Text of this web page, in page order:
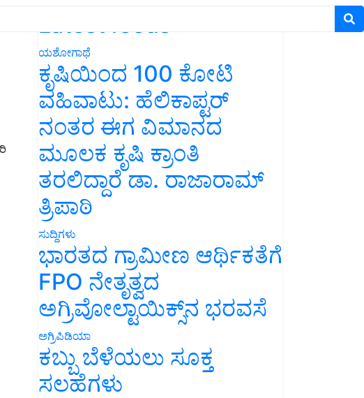
Latest feeds
ಯಶೋಗಾಥೆ
ಕೃಷಿಯಿಂದ 100 ಕೋಟಿ
ವಹಿವಾಟು: ಹೆಲಿಕಾಪ್ಟರ್
ನಂತರ ಈಗ ವಿಮಾನದ
ಮೂಲಕ ಕೃಷಿ ಕ್ರಾಂತಿ
ತರಲಿದ್ದಾರೆ ಡಾ. ರಾಜಾರಾಮ್
ತ್ರಿಪಾಠಿ
ಸುದ್ದಿಗಳು
ಭಾರತದ ಗ್ರಾಮೀಣ ಆರ್ಥಿಕತೆಗೆ
FPO ನೇತೃತ್ವದ
ಅಗ್ರಿವೋಲ್ಟಾಯಿಕ್ಸ್‌ನ ಭರವಸೆ
ಅಗ್ರಿಪಿಡಿಯಾ
ಕಬ್ಬು ಬೆಳೆಯಲು ಸೂಕ್ತ
ಸಲಹೆಗಳು